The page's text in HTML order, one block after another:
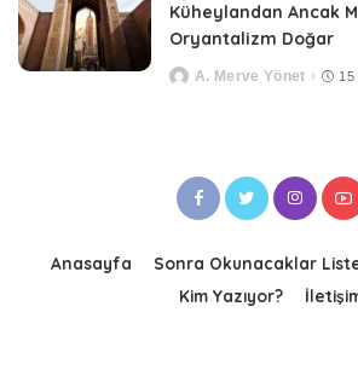
Küheylandan Ancak
Oryantalizm Doğar
PostedA. Merve Yönet 15
Anasayfa Sonra Okunacaklar
Kim Yazıyor?